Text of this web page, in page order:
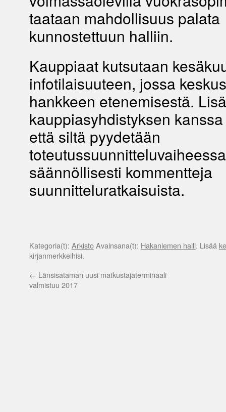
taataan mahdollisuus palata
kunnostettuun halliin.
Kauppiaat kutsutaan
infotilaisuuteen, jossa
hankkeen etenemisestä.
kauppiasyhdistyksen
että siltä pyydetään
toteutussuunnitteluvaiheessa
säännöllisesti kommentteja
suunnitteluratkaisuista.
Kategoria(t): ArkistoAvainsana(t): Hakaniemen halli. Lisää
kirjanmerkkeihisi.
← Länsisataman uusi matkustajaterminaali
valmistuu 2017